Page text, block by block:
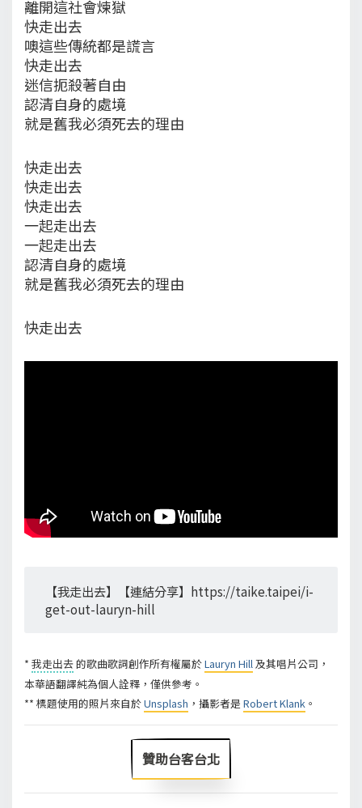
離開這社會煉獄
快走出去
噢這些傳統都是謊言
快走出去
迷信扼殺著自由
認清自身的處境
就是舊我必須死去的理由
快走出去
快走出去
快走出去
一起走出去
一起走出去
認清自身的處境
就是舊我必須死去的理由
快走出去
【我走出去】【連結分享】https://taike.taipei/i-
get-out-lauryn-hill
* 我走出去的歌曲歌詞創作所有權屬於Lauryn Hill及其唱片公司，
本華語翻譯純為個人詮釋，僅供參考。
** 標題使用的照片來自於Unsplash ，攝影者是 Robert Klank 。
贊助台客台北